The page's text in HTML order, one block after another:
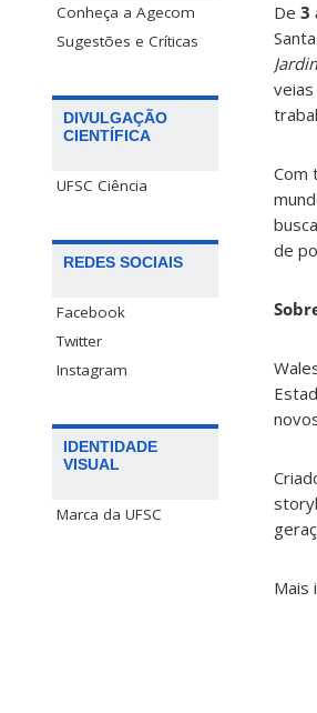
Conheça a Agecom
Sugestões e Críticas
DIVULGAÇÃO
CIENTÍFICA
UFSC Ciência
REDES SOCIAIS
Facebook
Twitter
Instagram
IDENTIDADE
VISUAL
Marca da UFSC
De 3
Com
de
Mais